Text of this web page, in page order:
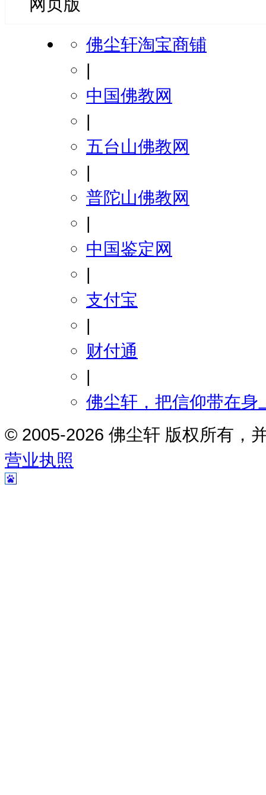
佛尘轩淘宝商铺
|
中国佛教网
|
五台山佛教网
|
普陀山佛教网
|
中国鉴定网
|
支付宝
|
财付通
|
佛尘轩，把信仰带在身
© 2005-2026 佛尘轩 版权所有，
营业执照